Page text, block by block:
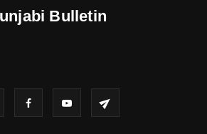
Bulletin